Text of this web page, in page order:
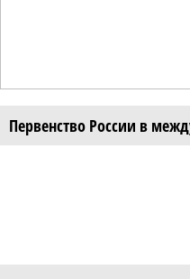
Первенство России в